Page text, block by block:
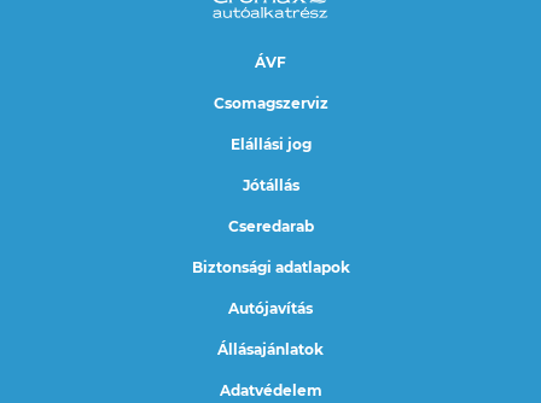
ÁVF
Csomagszerviz
Elállási jog
Jótállás
Cseredarab
Biztonsági adatlapok
Autójavítás
Állásajánlatok
Adatvédelem